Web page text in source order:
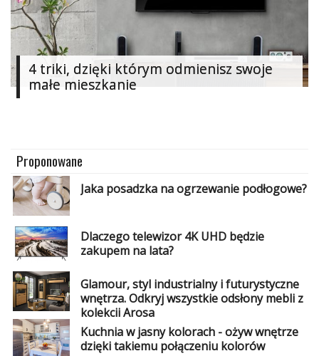
Przedpokój
Najlepsze
Kategorie
Dodaj
Dodaj
artykuł
Dodaj
galerię
4 triki, dzięki którym odmienisz swoje
małe mieszkanie
Proponowane
Jaka posadzka na ogrzewanie podłogowe?
Dlaczego telewizor 4K UHD będzie
zakupem na lata?
Glamour, styl industrialny i futurystyczne
wnętrza. Odkryj wszystkie odsłony mebli z
kolekcji Arosa
Kuchnia w jasny kolorach - ożyw wnętrze
dzięki takiemu połączeniu kolorów